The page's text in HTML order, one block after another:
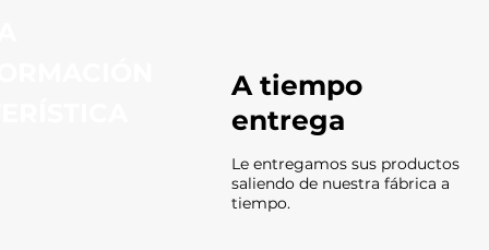
A tiempo
entrega
Le entregamos sus productos
saliendo de nuestra fábrica a
tiempo.